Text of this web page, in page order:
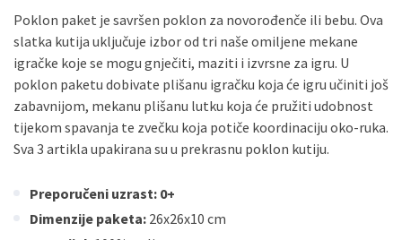
Poklon paket je savršen poklon za novorođenče ili bebu. Ova
slatka kutija uključuje izbor od tri naše omiljene mekane
igračke koje se mogu gnječiti, maziti i izvrsne za igru. U
poklon paketu dobivate plišanu igračku koja će igru ​​učiniti još
zabavnijom, mekanu plišanu lutku koja će pružiti udobnost
tijekom spavanja te zvečku koja potiče koordinaciju oko-ruka.
Sva 3 artikla upakirana su u prekrasnu poklon kutiju.
Preporučeni uzrast: 0+
Dimenzije paketa: 26x26x10 cm